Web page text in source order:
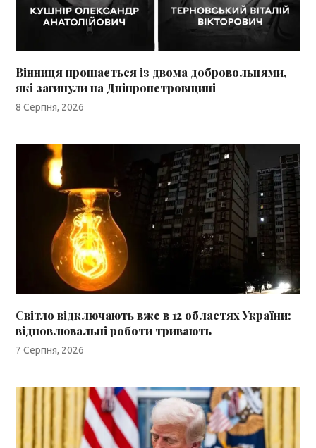
Вінниця прощається із двома добровольцями,
які загинули на Дніпропетровщині
8 Серпня, 2026
Світло відключають вже в 12 областях України:
відновлювальні роботи тривають
7 Серпня, 2026